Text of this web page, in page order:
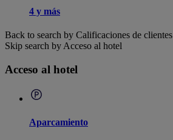
4 y más
Back to search by Calificaciones de clientes
Skip search by Acceso al hotel
Acceso al hotel
Aparcamiento